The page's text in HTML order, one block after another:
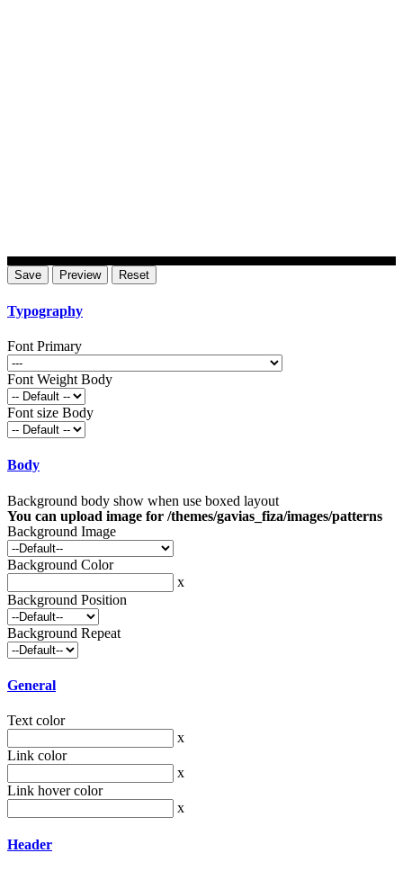
Typography
Font Primary
Font Weight Body
Font size Body
Body
Background body show when use boxed layout
You can upload image for /themes/gavias_fiza/images/patterns
Background Image
Background Color
x
Background Position
Background Repeat
General
Text color
x
Link color
x
Link hover color
x
Header